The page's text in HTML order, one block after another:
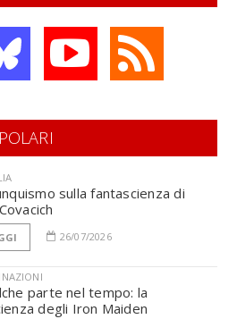
sulla fantascienza di
26/07/2026
parte nel tempo: la
degli Iron Maiden